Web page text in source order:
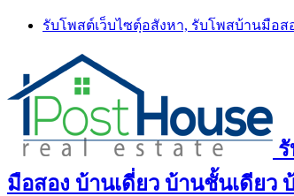
Skip
รับโพสต์เว็บไซตฺ์อสังหา, รับโพสบ้านมือ
มือสอง บ้านเดี่ยว บ้านชั้นเดียว